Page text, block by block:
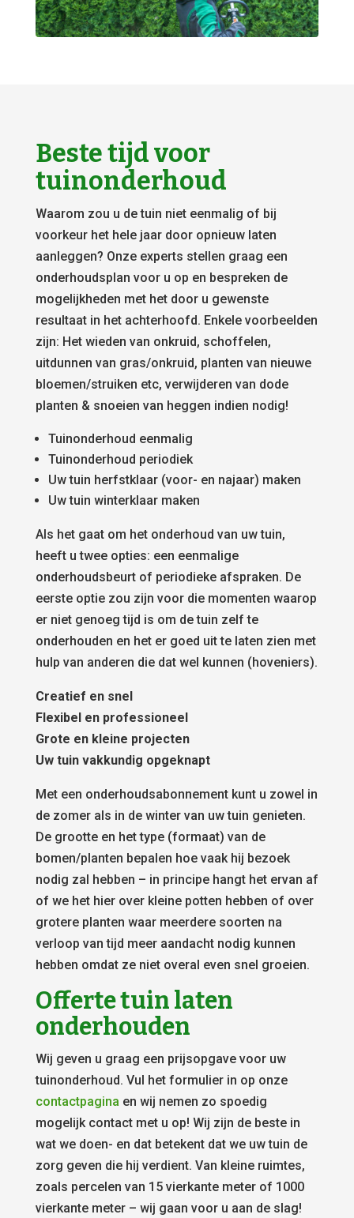
Beste tijd voor
tuinonderhoud
Waarom zou u de tuin niet eenmalig of bij
voorkeur het hele jaar door opnieuw laten
aanleggen? Onze experts stellen graag een
onderhoudsplan voor u op en bespreken de
mogelijkheden met het door u gewenste
resultaat in het achterhoofd. Enkele voorbeelden
zijn: Het wieden van onkruid, schoffelen,
uitdunnen van gras/onkruid, planten van nieuwe
bloemen/struiken etc, verwijderen van dode
planten & snoeien van heggen indien nodig!
Tuinonderhoud eenmalig
Tuinonderhoud periodiek
Uw tuin herfstklaar (voor- en najaar) maken
Uw tuin winterklaar maken
Als het gaat om het onderhoud van uw tuin,
heeft u twee opties: een eenmalige
onderhoudsbeurt of periodieke afspraken. De
eerste optie zou zijn voor die momenten waarop
er niet genoeg tijd is om de tuin zelf te
onderhouden en het er goed uit te laten zien met
hulp van anderen die dat wel kunnen (hoveniers).
Creatief en snel
Flexibel en professioneel
Grote en kleine projecten
Uw tuin vakkundig opgeknapt
Met een onderhoudsabonnement kunt u zowel in
de zomer als in de winter van uw tuin genieten.
De grootte en het type (formaat) van de
bomen/planten bepalen hoe vaak hij bezoek
nodig zal hebben – in principe hangt het ervan af
of we het hier over kleine potten hebben of over
grotere planten waar meerdere soorten na
verloop van tijd meer aandacht nodig kunnen
hebben omdat ze niet overal even snel groeien.
Offerte tuin laten
onderhouden
Wij geven u graag een prijsopgave voor uw
tuinonderhoud. Vul het formulier in op onze
contactpagina en wij nemen zo spoedig
mogelijk contact met u op! Wij zijn de beste in
wat we doen- en dat betekent dat we uw tuin de
zorg geven die hij verdient. Van kleine ruimtes,
zoals percelen van 15 vierkante meter of 1000
vierkante meter – wij gaan voor u aan de slag!